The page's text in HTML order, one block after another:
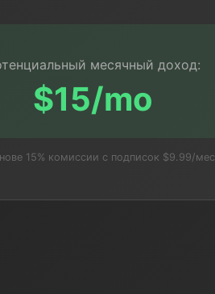
месячный доход:
$15/mo
15% комиссии с подписок $9.99/мес